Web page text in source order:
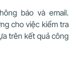
báo và email.
cho việc kiểm tra
trên kết quả công